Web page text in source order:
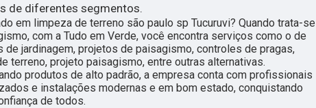
de diferentes segmentos.
em limpeza de terreno são paulo sp Tucuruvi? Quando trata-se
com a Tudo em Verde, você encontra serviços como o de
de jardinagem, projetos de paisagismo, controles de pragas,
terreno, projeto paisagismo, entre outras alternativas.
produtos de alto padrão, a empresa conta com profissionais
e instalações modernas e em bom estado, conquistando
de todos.